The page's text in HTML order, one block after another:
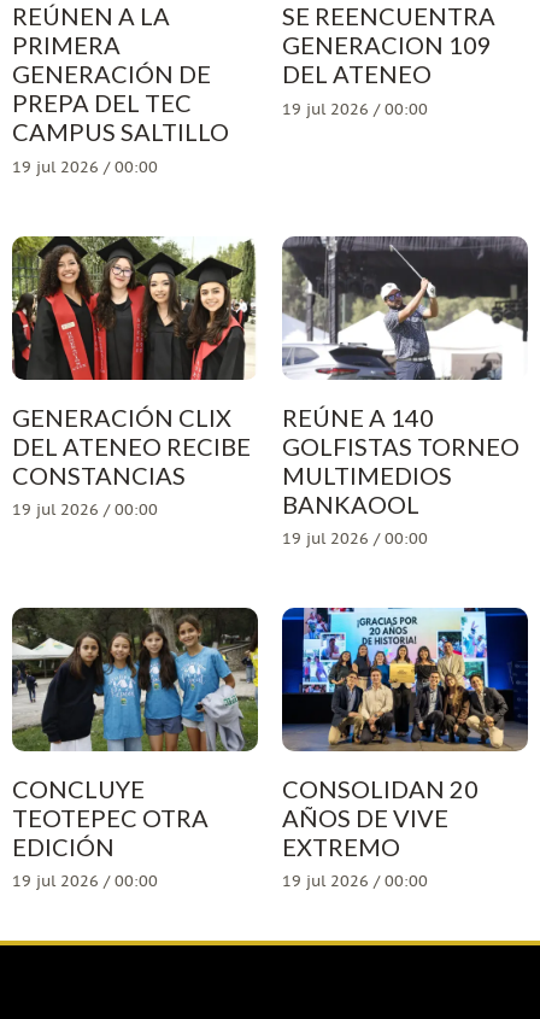
REÚNEN A LA
PRIMERA
GENERACIÓN DE
PREPA DEL TEC
CAMPUS SALTILLO
19 jul 2026 / 00:00
SE REENCUENTRA
GENERACION 109
DEL ATENEO
19 jul 2026 / 00:00
GENERACIÓN CLIX
DEL ATENEO RECIBE
CONSTANCIAS
19 jul 2026 / 00:00
REÚNE A 140
GOLFISTAS TORNEO
MULTIMEDIOS
BANKAOOL
19 jul 2026 / 00:00
CONCLUYE
TEOTEPEC OTRA
EDICIÓN
19 jul 2026 / 00:00
CONSOLIDAN 20
AÑOS DE VIVE
EXTREMO
19 jul 2026 / 00:00